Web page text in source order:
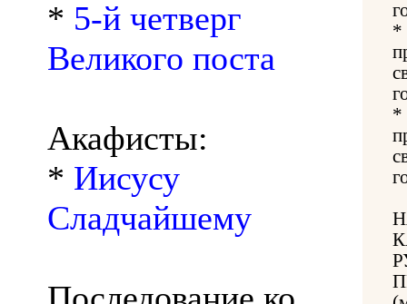
* 5-й четверг
Великого поста
Акафисты:
* Иисусу
Сладчайшему
*
*